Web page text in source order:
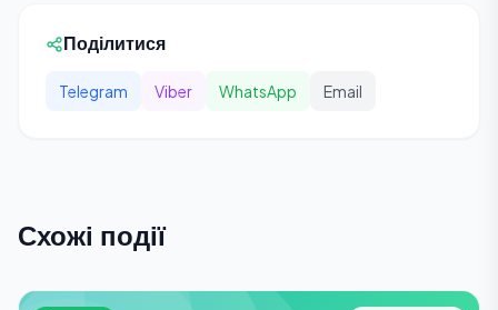
Поділитися
Telegram Viber WhatsApp Email
Схожі події